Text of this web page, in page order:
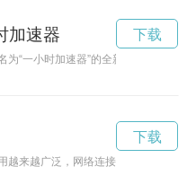
加速器
为“一小时加速器”的全新交通工具正
下载
越来越广泛，网络连接速度成为用户
下载